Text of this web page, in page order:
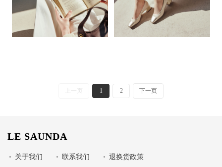
1 2 下一页
LE SAUNDA
• 关于我们 • 联系我们 • 退换货政策